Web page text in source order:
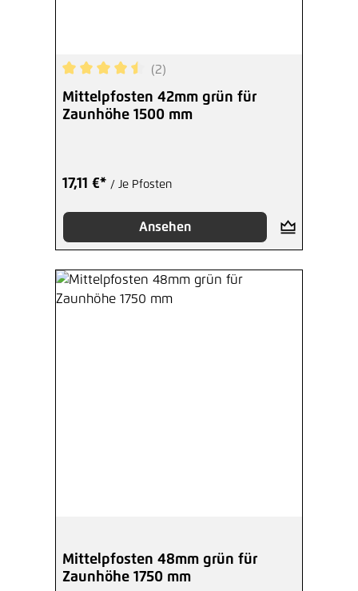
Durchschnittliche Bewertung von 4.5 von 5
(2)
Mittelpfosten 42mm grün für
Zaunhöhe 1500 mm
17,11 €* / Je Pfosten
Ansehen
Mittelpfosten 48mm grün für
Zaunhöhe 1750 mm